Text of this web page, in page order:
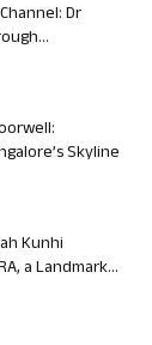
Dr
Skyline
Kunhi
a Landmark...